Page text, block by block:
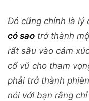
Đó cũng chính là lý
có sao trở thành
rất sâu vào cảm
cổ vũ cho tham
phải trở thành
nói với bạn rằng